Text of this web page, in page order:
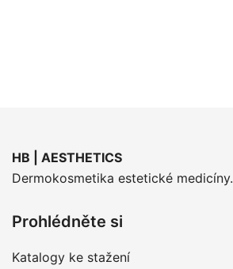
HB | AESTHETICS
Dermokosmetika estetické medicíny.
Prohlédněte si
Katalogy ke stažení